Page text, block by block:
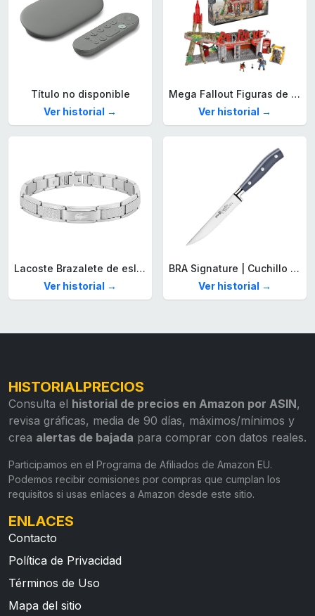
Título no disponible
Ver historial →
Mega Fallout Figuras de acción y Juguetes de construcción, Parada de Camiones Red Rocket con 824 Piezas, 2 Personajes articulados y Accesorios, para coleccionistas, HXT00
Ver historial →
Lacoste Brazalete de eslabón para Hombre Colección STENCIL de Acero inoxidable
Ver historial →
BRA Signature | Cuchillo tomatero 120 mm, Acero Inoxidable alemán forjado con Molibdeno Vanadio, Mango Remachado ABS, Diseño Ergonómico, Hoja 1,6 mm espesor
Ver historial →
HISTORIALPRECIOS
Consulta el historial de precios en Amazon por ASIN,
revisa gráficas, media de 90 días, máximos/mínimos y
crea alertas de bajada para comprar con datos reales.
Participamos en el Programa de Afiliados de Amazon EU.
Podemos recibir comisiones por compras que cumplan los
requisitos si usas enlaces a Amazon desde este sitio.
ENLACES
Contacto
Política de Privacidad
Términos de Uso
Mapa del sitio